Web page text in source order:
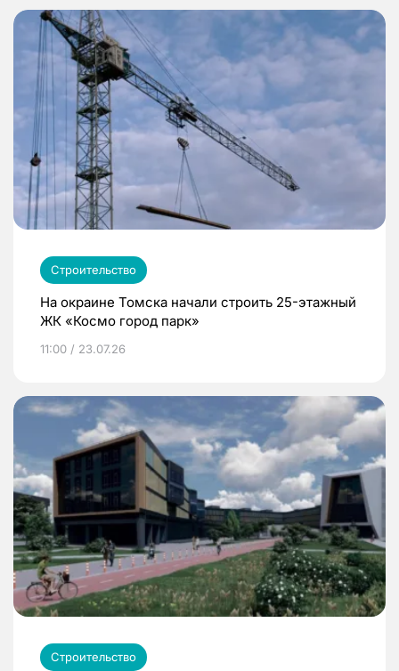
Строительство
На окраине Томска начали строить 25-этажный
ЖК «Космо город парк»
11:00 / 23.07.26
Строительство